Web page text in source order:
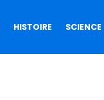
HISTOIRE SCIENCE